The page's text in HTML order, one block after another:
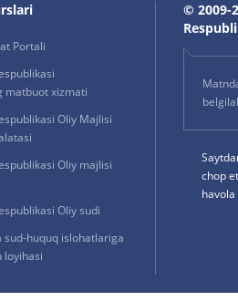
Portali
matbuot xizmati
Oliy Majlisi
Oliy majlisi
Oliy sudi
sud-huquq islohatlariga
loyihasi
© 2009-
chop